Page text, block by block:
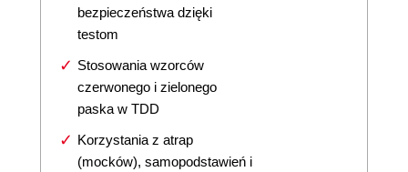
bezpieczeństwa dzięki
testom
Stosowania wzorców
czerwonego i zielonego
paska w TDD
Korzystania z atrap
(mocków), samopodstawień i